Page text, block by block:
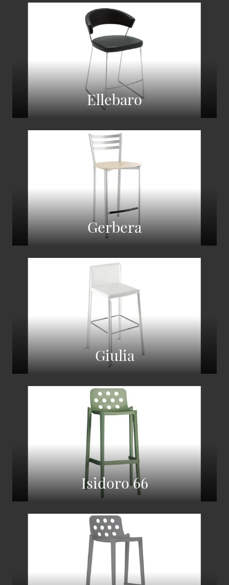
Ellebaro
Gerbera
Giulia
Isidoro 66